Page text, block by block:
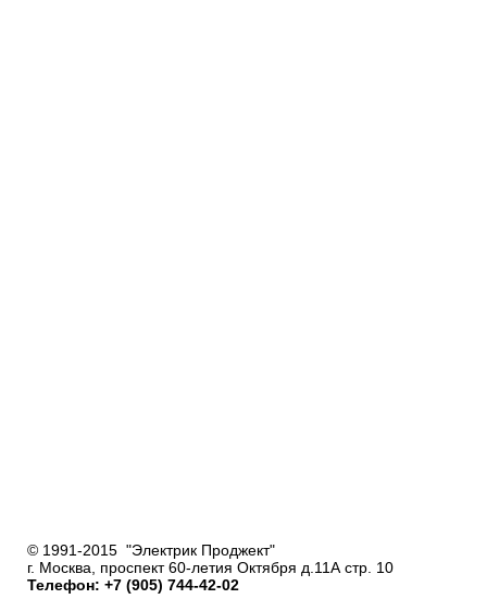
© 1991-2015 "Электрик Проджект"
г. Москва, проспект 60-летия Октября д.11А стр. 10
Телефон: +7 (905) 744-42-02